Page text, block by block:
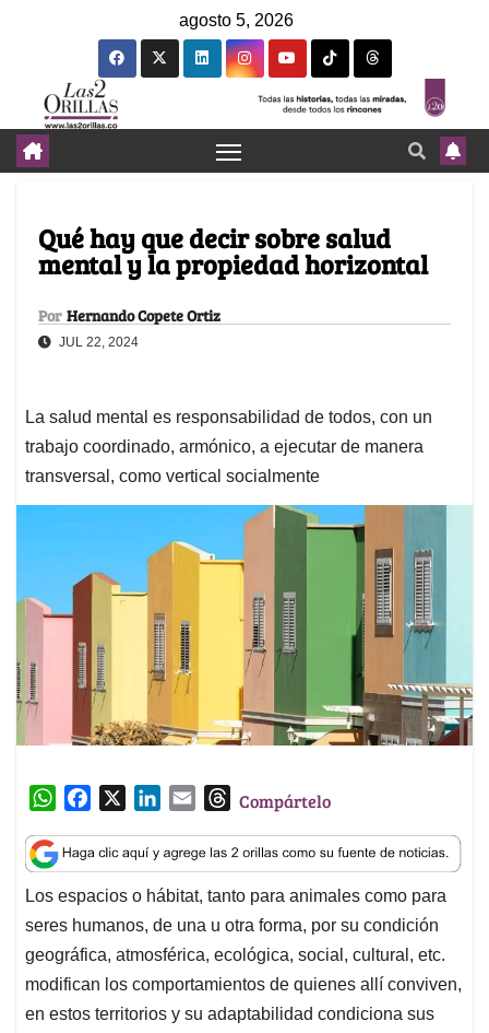
agosto 5, 2026
Qué hay que decir sobre salud
mental y la propiedad horizontal
Por Hernando Copete Ortiz
JUL 22, 2024
La salud mental es responsabilidad de todos, con un
trabajo coordinado, armónico, a ejecutar de manera
transversal, como vertical socialmente
W
a
t
s
A
p
p
c
e
b
o
o
k
n
k
e
d
I
n
a
i
l
T
r
e
a
d
s
Compártelo
Los espacios o hábitat, tanto para animales como para
seres humanos, de una u otra forma, por su condición
geográfica, atmosférica, ecológica, social, cultural, etc.
modifican los comportamientos de quienes allí conviven,
en estos territorios y su adaptabilidad condiciona sus